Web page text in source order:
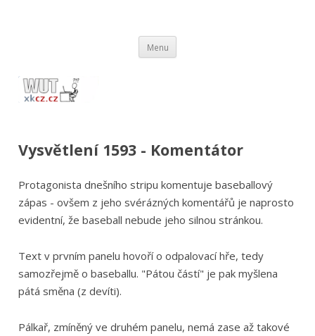
Menu
Vysvětlení 1593 - Komentátor
Protagonista dnešního stripu komentuje baseballový
zápas - ovšem z jeho svérázných komentářů je naprosto
evidentní, že baseball nebude jeho silnou stránkou.
Text v prvním panelu hovoří o odpalovací hře, tedy
samozřejmě o baseballu. "Pátou částí" je pak myšlena
pátá směna (z devíti).
Pálkař, zmíněný ve druhém panelu, nemá zase až takové